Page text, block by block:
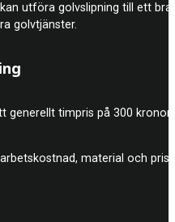
utföra golvslipning till ett
golvtjänster.
generellt timpris på 300
material och